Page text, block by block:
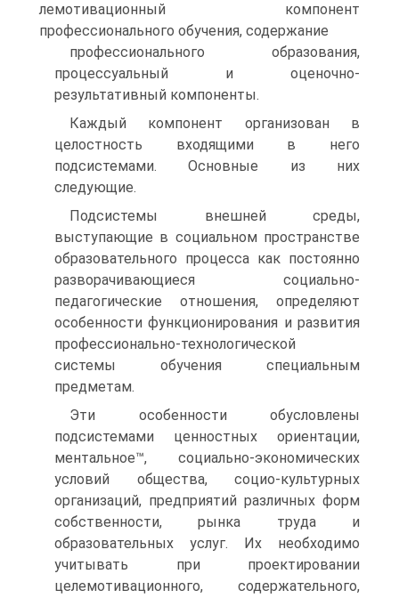
лемотивационный компонент
профессионального обучения, содержание
профессионального образования,
процессуальный и оценочно-
результативный компоненты.
Каждый компонент организован в
целостность входящими в него
подсистемами. Основные из них
следующие.
Подсистемы внешней среды,
выступающие в социальном пространстве
образовательного процесса как постоянно
разворачивающиеся социально-
педагогические отношения, определяют
особенности функционирования и развития
профессионально-технологической
системы обучения специальным
предметам.
Эти особенности обусловлены
подсистемами ценностных ориентации,
ментальное™, социально-экономических
условий общества, социо-культурных
организаций, предприятий различных форм
собственности, рынка труда и
образовательных услуг. Их необходимо
учитывать при проектировании
целемотивационного, содержательного,